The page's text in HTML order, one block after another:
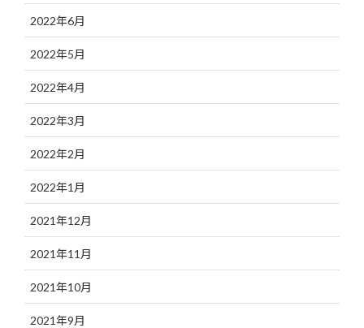
2022年6月
2022年5月
2022年4月
2022年3月
2022年2月
2022年1月
2021年12月
2021年11月
2021年10月
2021年9月